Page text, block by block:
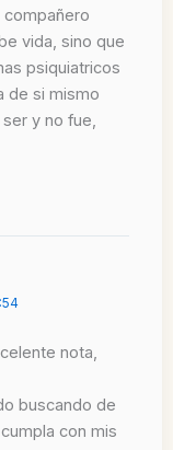
vida, sino que
psiquiatricos
de si mismo
y no fue,
nota,
buscando de
con mis